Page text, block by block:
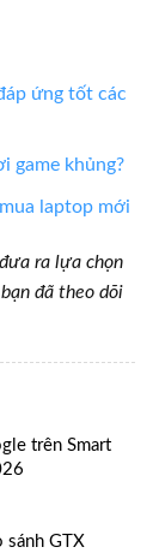
ứng tốt các
game khủng?
laptop mới
ra lựa chọn
đã theo dõi
trên Smart
sánh GTX